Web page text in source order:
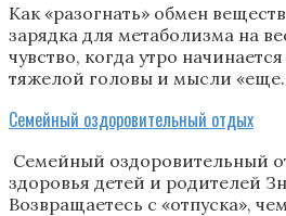
Как «разогнать» обмен
зарядка для метаболизма на
чувство, когда утро
тяжелой головы и мысли
Семейный оздоровительный отдых
Семейный оздоровительный
здоровья детей и родителей
Возвращаетесь с «отпуска»,